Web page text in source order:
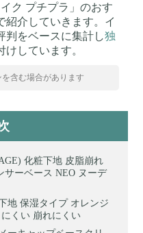
ク プチプラ」のおす
紹介していきます。イ
判をベースに集計し独
けしています。
含む場合があります
化粧下地 皮脂崩れ
サーベース NEO ヌーデ
地 保湿タイプ オレンジ
くい 崩れにくい